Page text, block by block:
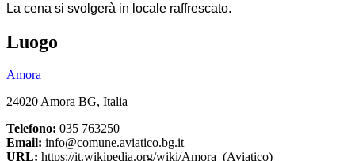
La cena si svolgerà in locale raffrescato.
Luogo
Amora
24020 Amora BG, Italia
Telefono: 035 763250
Email: info@comune.aviatico.bg.it
URL: https://it.wikipedia.org/wiki/Amora_(Aviatico)